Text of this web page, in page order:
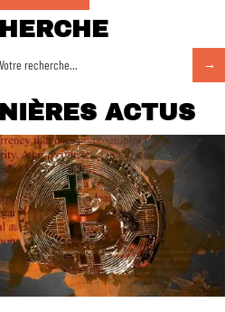
ACTUS